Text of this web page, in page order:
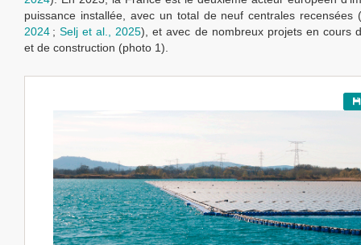
puissance installée, avec un total de neuf centrales recensées
2024 ;Selj et al., 2025), et avec de nombreux projets en cours
et de construction (photo 1).